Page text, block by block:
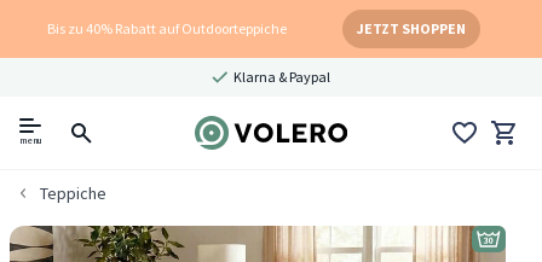
Bis zu 40% Rabatt auf Outdoorteppiche JETZT SHOPPEN
Klarna & Paypal
menu
Teppiche